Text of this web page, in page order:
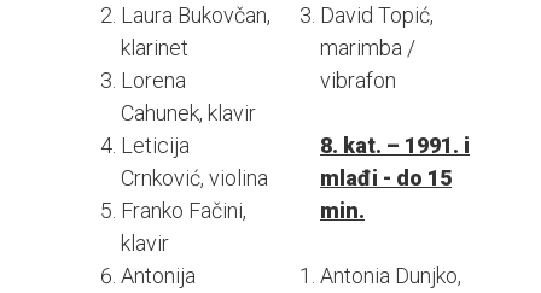
Laura Bukovčan,
klarinet
Lorena
Cahunek, klavir
Leticija
Crnković, violina
Franko Fačini,
klavir
Antonija
David Topić,
marimba /
vibrafon
8. kat. – 1991. i
mlađi - do 15
min.
Antonia Dunjko,